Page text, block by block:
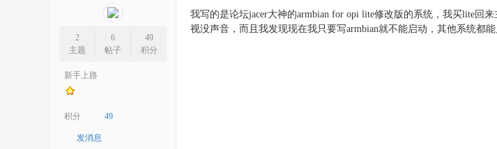
2
主题
6
帖子
49
积分
新手上路
积分 49
发消息
我写的是论坛jacer大神的armbian for opi lite修改版的系统，我买lite回
视没声音，而且我发现现在我只要写armbian就不能启动，其他系统都